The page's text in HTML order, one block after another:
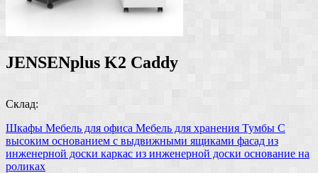
JENSENplus K2 Caddy
Склад:
Шкафы Мебель для офиса Мебель для хранения Тумбы С
высоким основанием с выдвижными ящиками фасад из
инженерной доски каркас из инженерной доски основание на
роликах